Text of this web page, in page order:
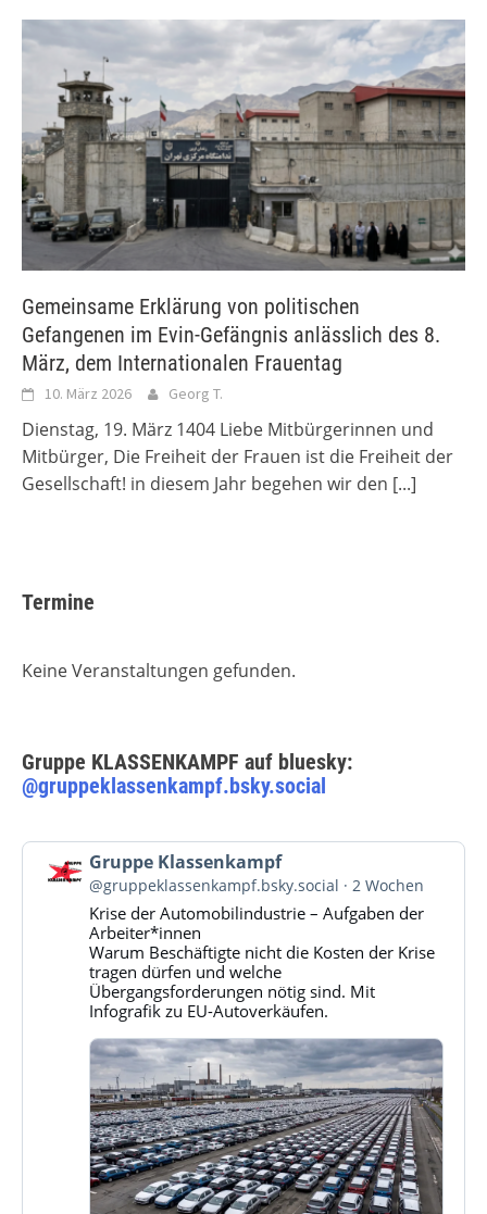
Gemeinsame Erklärung von politischen
Gefangenen im Evin-Gefängnis anlässlich des 8.
März, dem Internationalen Frauentag
10. März 2026 Georg T.
Dienstag, 19. März 1404 Liebe Mitbürgerinnen und
Mitbürger, Die Freiheit der Frauen ist die Freiheit der
Gesellschaft! in diesem Jahr begehen wir den [...]
Termine
Keine Veranstaltungen gefunden.
Gruppe KLASSENKAMPF auf bluesky:
@gruppeklassenkampf.bsky.social
Beitrag
von
Gruppe
Klassenkampf
Bluesky
ansehen
Gruppe Klassenkampf
@gruppeklassenkampf.bsky.social 2 Wochen
Krise der Automobilindustrie – Aufgaben der
Arbeiter*innen
Warum Beschäftigte nicht die Kosten der Krise
tragen dürfen und welche
Übergangsforderungen nötig sind. Mit
Infografik zu EU-Autoverkäufen.